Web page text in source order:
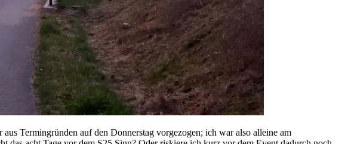
Termingründen auf den Donnerstag vorgezogen; ich war also alleine am